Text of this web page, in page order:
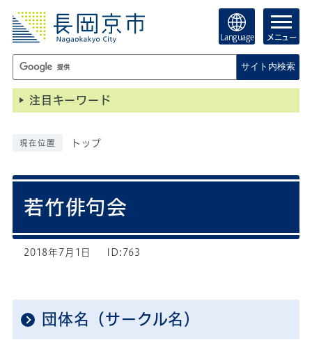
Language メニュー
サイト内検索
注目キーワード
現在位置 トップ
若竹俳句会
2018年7月1日 ID:763
団体名（サークル名）